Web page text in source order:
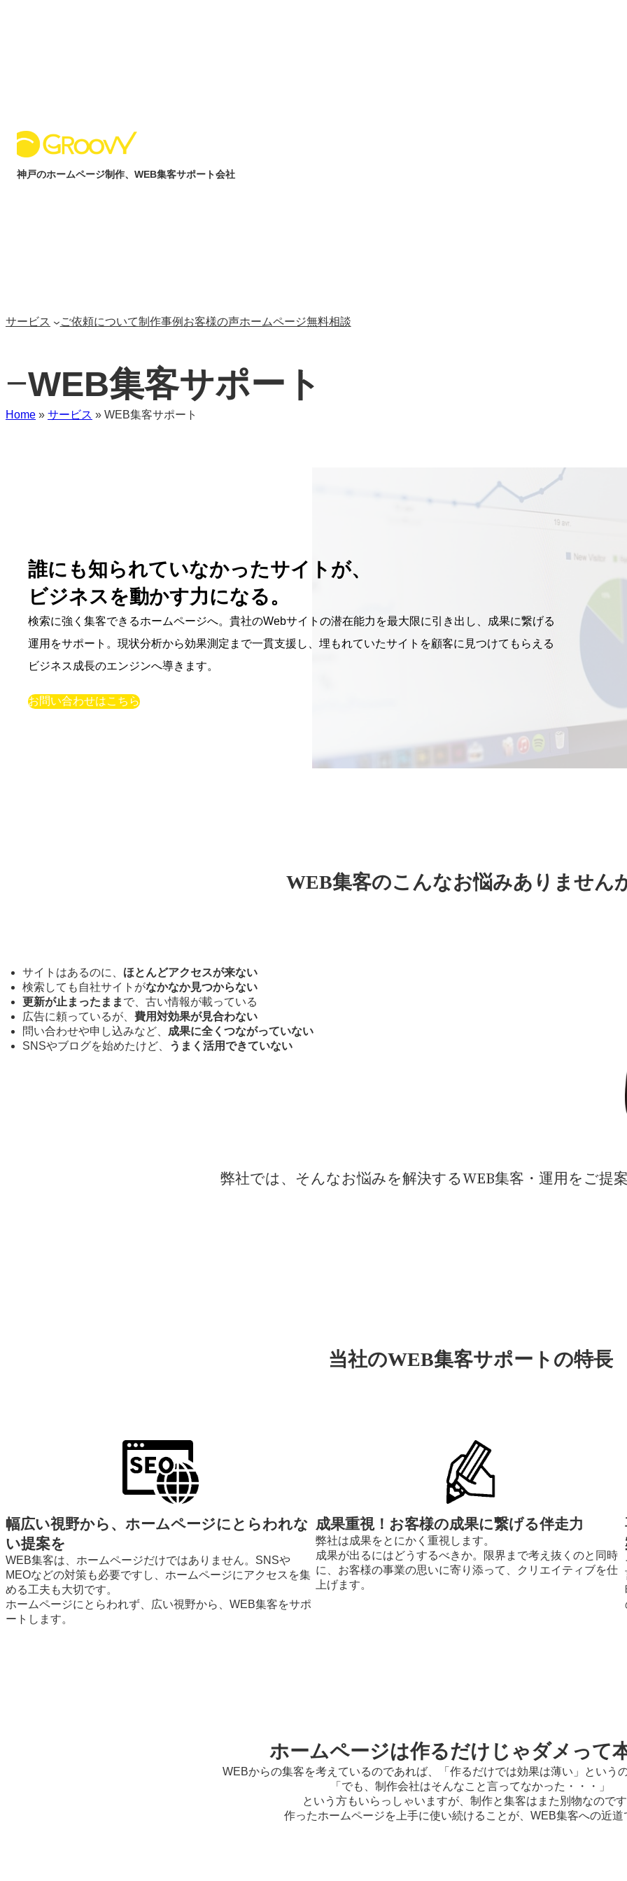
神戸のホームページ制作、WEB集客サポート会社
サービス ご依頼について制作事例 お客様の声ホームページ無料相談
ーWEB集客サポート
Home » サービス » WEB集客サポート
誰にも知られていなかったサイトが、
ビジネスを動かす力になる。
検索に強く集客できるホームページへ。貴社のWebサイトの潜在能力を最大限に引き出し、成果に繋げる
運用をサポート。現状分析から効果測定まで一貫支援し、埋もれていたサイトを顧客に見つけてもらえる
ビジネス成長のエンジンへ導きます。
お問い合わせはこちら
WEB集客のこんなお悩みありません
サイトはあるのに、 ほとんどアクセスが来ない
検索しても自社サイトがなかなか見つからない
更新が止まったまま で、古い情報が載っている
広告に頼っているが、 費用対効果が見合わない
問い合わせや申し込みなど、 成果に全くつながっていない
SNSやブログを始めたけど、
うまく活用できていない
弊社では、そんなお悩みを解決するWEB集客・運用をご提
当社のWEB集客サポートの特長
幅広い視野から、ホームページにとらわれな
い提案を
WEB集客は、ホームページだけではありません。SNSや
MEOなどの対策も必要ですし、ホームページにアクセスを集
める工夫も大切です。
ホームページにとらわれず、広い視野から、WEB集客をサポ
ートします。
成果重視！お客様の成果に繋げる伴走力
弊社は成果をとにかく重視します。
成果が出るにはどうするべきか。限界まで考え抜くのと同時
に、お客様の事業の思いに寄り添って、クリエイティブを仕
上げます。
ホームページは作るだけじゃダメって
WEBからの集客を考えているのであれば、「作るだけでは効果は薄い」という
「でも、制作会社はそんなこと言ってなかった・・・」
という方もいらっしゃいますが、制作と集客はまた別物なので
作ったホームページを上手に使い続けることが、WEB集客への近道